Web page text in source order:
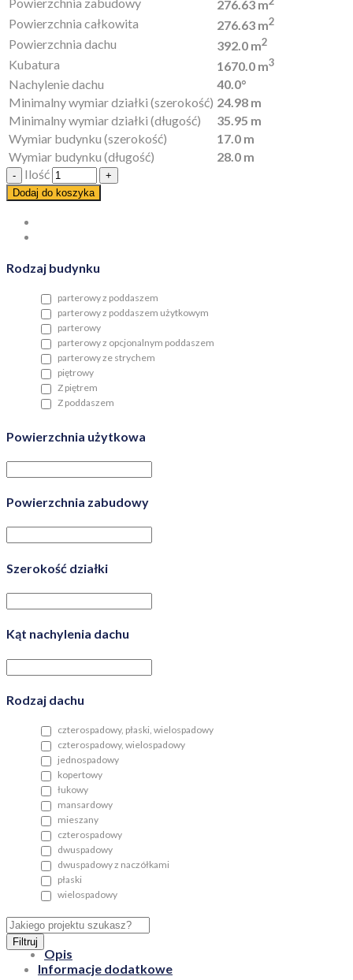
276.63 m
Powierzchnia całkowita 276.63 m2
Powierzchnia dachu 392.0 m2
Kubatura 1670.0 m3
Nachylenie dachu
40.0°
Minimalny wymiar działki (szerokość) 24.98 m
Minimalny wymiar działki (długość)
35.95 m
Wymiar budynku (szerokość)
17.0 m
Wymiar budynku (długość)
28.0 m
Ilość
Dodaj do koszyka
Rodzaj budynku
parterowy z poddaszem
parterowy z poddaszem użytkowym
parterowy
parterowy z opcjonalnym poddaszem
parterowy ze strychem
piętrowy
Z piętrem
Z poddaszem
Powierzchnia użytkowa
Powierzchnia zabudowy
Szerokość działki
Kąt nachylenia dachu
Rodzaj dachu
czterospadowy, płaski, wielospadowy
czterospadowy, wielospadowy
jednospadowy
kopertowy
łukowy
mansardowy
mieszany
czterospadowy
dwuspadowy
dwuspadowy z naczółkami
płaski
wielospadowy
Filtruj
Opis
Informacje dodatkowe